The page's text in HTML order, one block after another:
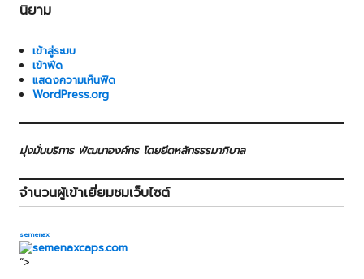
นิยาม
เข้าสู่ระบบ
เข้าฟีด
แสดงความเห็นฟีด
WordPress.org
มุ่งมั่นบริการ พัฒนาองค์กร โดยยึดหลักธรรมาภิบาล
จำนวนผู้เข้าเยี่ยมชมเว็บไซต์
semenax
“>